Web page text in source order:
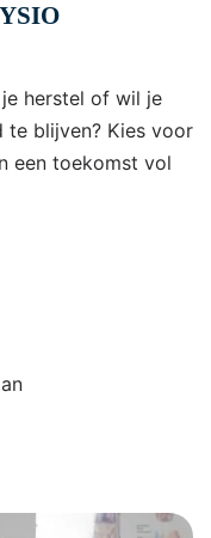
herstel of wil je
te blijven? Kies voor
een toekomst vol